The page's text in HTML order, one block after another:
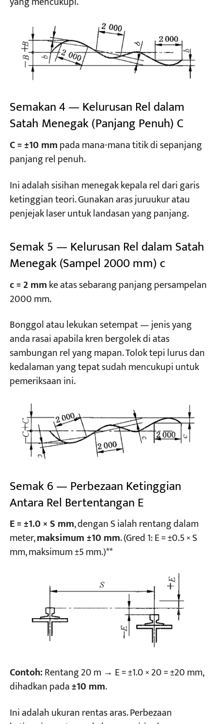
Semakan 4 — Kelurusan Rel dalam
Satah Menegak (Panjang Penuh) C
C = ±10 mmpada mana-mana titik di sepanjang
panjang rel penuh.
Ini adalah sisihan menegak kepala rel dari garis
ketinggian teori. Gunakan aras juruukur atau
penjejak laser untuk landasan yang panjang.
Semak 5 — Kelurusan Rel dalam Satah
Menegak (Sampel 2000 mm) c
c = 2 mmke atas sebarang panjang persampelan
2000 mm.
Bonggol atau lekukan setempat — jenis yang
anda rasai apabila kren bergolek di atas
sambungan rel yang mapan. Tolok tepi lurus dan
kedalaman yang tepat sudah mencukupi untuk
pemeriksaan ini.
Semak 6 — Perbezaan Ketinggian
Antara Rel Bertentangan E
E = ±1.0 × S mm, dengan S ialah rentang dalam
meter,maksimum ±10 mm. (Gred 1: E = ±0.5 × S
mm, maksimum ±5 mm.)**
Contoh:Rentang 20 m → E = ±1.0 × 20 = ±20 mm,
dihadkan pada±10 mm.
Ini adalah ukuran rentas aras. Perbezaan